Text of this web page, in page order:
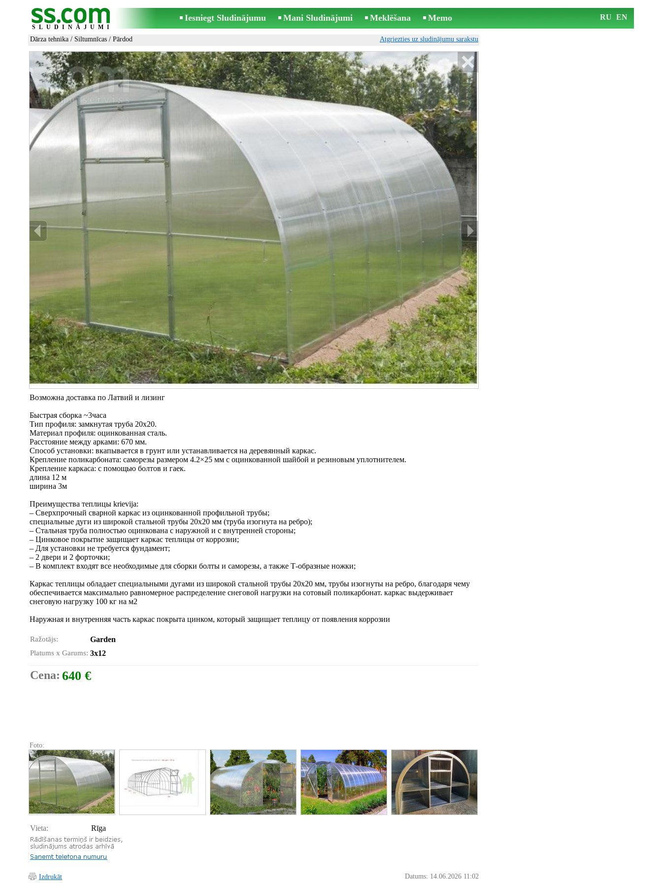
SLUDINĀJUMI
Iesniegt Sludinājumu Mani Sludinājumi Meklēšana Memo RU EN
Dārza tehnika / Siltumnīcas / Pārdod Atgriezties uz sludinājumu sarakstu
Возможна доставка по Латвий и лизинг
Быстрая сборка ~3часa
Тип профиля: замкнутая труба 20х20.
Материал профиля: оцинкованная сталь.
Расстояние между арками: 670 мм.
Способ установки: вкапывается в грунт или устанавливается на деревянный каркас.
Крепление поликарбоната: саморезы размером 4.2×25 мм с оцинкованной шайбой и резиновым уплотнителем.
Крепление каркаса: с помощью болтов и гаек.
длина 12 м
ширина 3м
Преимущества теплицы krievija:
– Сверхпрочный сварной каркас из оцинкованной профильной трубы;
специальные дуги из широкой стальной трубы 20х20 мм (труба изогнута на ребро);
– Стальная труба полностью оцинкована с наружной и с внутренней стороны;
– Цинковое покрытие защищает каркас теплицы от коррозии;
– Для установки не требуется фундамент;
– 2 двери и 2 форточки;
– В комплект входят все необходимые для сборки болты и саморезы, а также Т-образные ножки;
Каркас теплицы обладает специальными дугами из широкой стальной трубы 20х20 мм, трубы изогнуты на ребро, благодаря чему
обеспечивается максимально равномерное распределение снеговой нагрузки на сотовый поликарбонат. каркас выдерживает
снеговую нагрузку 100 кг на м2
Наружная и внутренняя часть каркас покрыта цинком, который защищает теплицу от появления коррозии
Ražotājs: Garden
Platums x Garums: 3x12
Cena: 640 €
Foto:
Vieta: Rīga
Izdrukāt Datums: 14.06.2026 11:02